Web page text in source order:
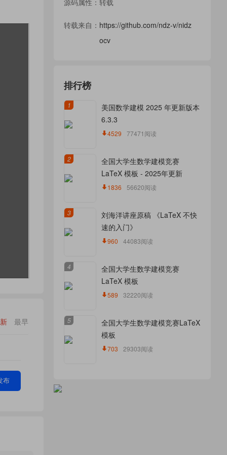
最早
布
源码属性：转载
转载来自： https://github.com/ndz-v/nidz
ocv
排行榜
1
美国数学建模 2025 年更新版本
6.3.3
4529 77471阅读
2
全国大学生数学建模竞赛
LaTeX 模板 - 2025年更新
1836 56620阅读
3
刘海洋讲座原稿 《LaTeX 不快
速的入门》
960 44083阅读
4
全国大学生数学建模竞赛
LaTeX 模板
589 32220阅读
5
全国大学生数学建模竞赛LaTeX
模板
703 29303阅读